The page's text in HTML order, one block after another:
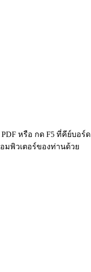
หรือ กด F5 ที่คีย์บอร์ด
มพิวเตอร์ของท่านด้วย